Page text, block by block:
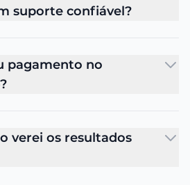
suporte confiável?
pagamento no
verei os resultados